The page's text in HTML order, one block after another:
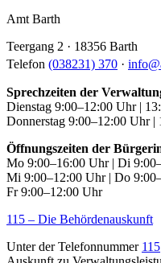
Amt Barth
Teergang 2 · 18356 Barth
Telefon (038231) 370 · info@
Sprechzeiten der
Dienstag 9:00–12:00 Uhr |
Donnerstag 9:00–12:00 Uhr |
Öffnungszeiten der
Mo 9:00–16:00 Uhr | Di
Mi 9:00–12:00 Uhr | Do
Fr 9:00–12:00 Uhr
115 – Die Behördenauskunft
Unter der Telefonnummer 115